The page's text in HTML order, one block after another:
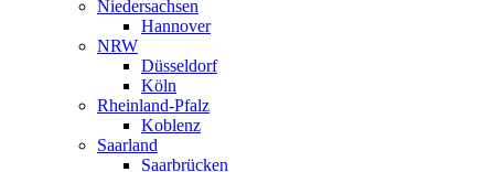
Niedersachsen
Hannover
NRW
Düsseldorf
Köln
Rheinland-Pfalz
Koblenz
Saarland
Saarbrücken